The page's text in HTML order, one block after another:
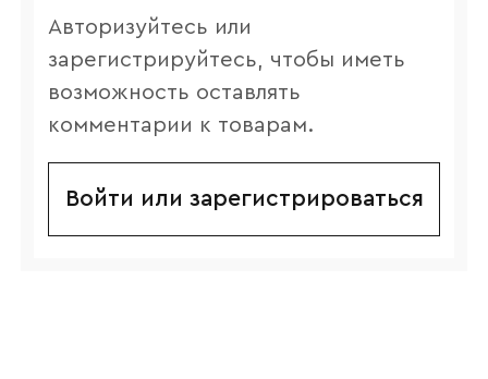
Авторизуйтесь или
зарегистрируйтесь, чтобы иметь
возможность оставлять
комментарии к товарам.
Войти или зарегистрироваться